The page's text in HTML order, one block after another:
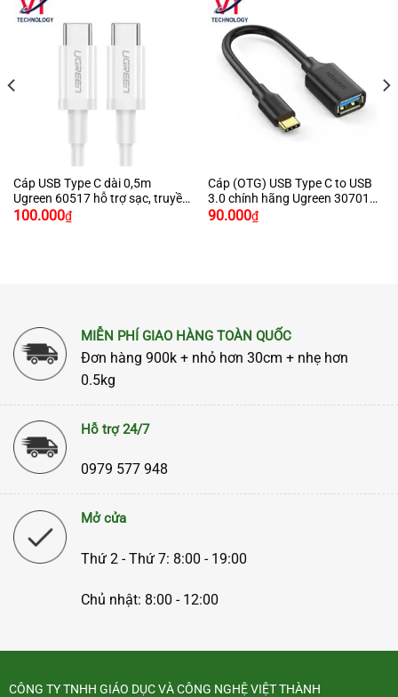
Cáp USB Type C dài 0,5m
Ugreen 60517 hỗ trợ sạc, truyền
dữ liệu
100.000₫
Cáp (OTG) USB Type C to USB
3.0 chính hãng Ugreen 30701
cao cấp
90.000₫
MIỄN PHÍ GIAO HÀNG TOÀN QUỐC
Đơn hàng 900k + nhỏ hơn 30cm + nhẹ hơn
0.5kg
Hỗ trợ 24/7
0979 577 948
Mở cửa
Thứ 2 - Thứ 7: 8:00 - 19:00
Chủ nhật: 8:00 - 12:00
CÔNG TY TNHH GIÁO DỤC VÀ CÔNG NGHỆ VIỆT THÀNH